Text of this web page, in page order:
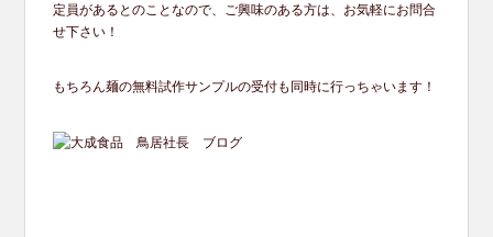
定員があるとのことなので、ご興味のある方は、 お気軽にお問合
せ下さい！
もちろん麺の無料試作サンプルの受付も同時に行っちゃいます！